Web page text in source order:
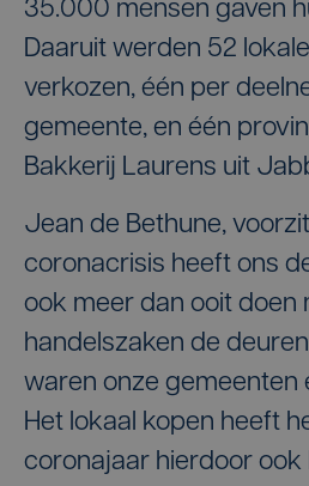
35.000 mensen gaven
Daaruit werden 52
verkozen, één per
gemeente, en één
Bakkerij Laurens uit
Jean de Bethune,
coronacrisis heeft ons
ook meer dan ooit doen
handelszaken de
waren onze gemeenten
Het lokaal kopen heeft
coronajaar hierdoor ook